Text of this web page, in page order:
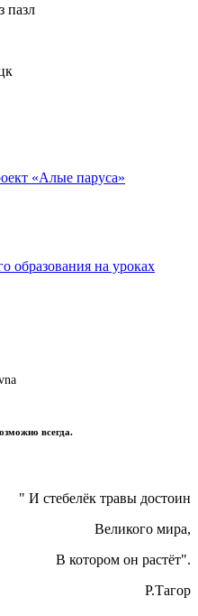
пазл
«Алые паруса»
образования на уроках
всегда.
" И стебелёк травы достоин
Великого мира,
В котором он растёт".
Р.Тагор